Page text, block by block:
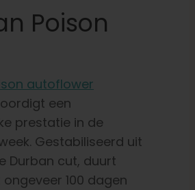
Poison
autoflower
een
prestatie in de
Gestabiliseerd uit
Durban cut, duurt
100 dagen